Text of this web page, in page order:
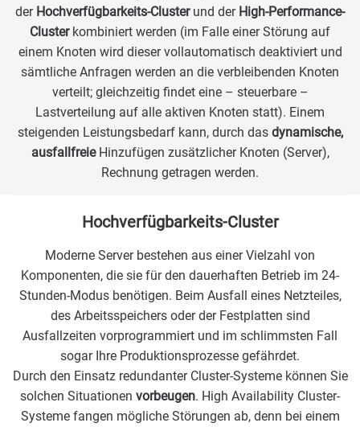
der Hochverfügbarkeits-Clusterund der High-Performance-
Clusterkombiniert werden (im Falle einer Störung auf
einem Knoten wird dieser vollautomatisch deaktiviert und
sämtliche Anfragen werden an die verbleibenden Knoten
verteilt; gleichzeitig findet eine – steuerbare –
Lastverteilung auf alle aktiven Knoten statt). Einem
steigenden Leistungsbedarf kann, durch das dynamische,
ausfallfreieHinzufügen zusätzlicher Knoten (Server),
Rechnung getragen werden.
Hochverfügbarkeits-Cluster
Moderne Server bestehen aus einer Vielzahl von
Komponenten, die sie für den dauerhaften Betrieb im 24-
Stunden-Modus benötigen. Beim Ausfall eines Netzteiles,
des Arbeitsspeichers oder der Festplatten sind
Ausfallzeiten vorprogrammiert und im schlimmsten Fall
sogar Ihre Produktionsprozesse gefährdet.
Durch den Einsatz redundanter Cluster-Systeme können Sie
solchen Situationen vorbeugen. High Availability Cluster-
Systeme fangen mögliche Störungen ab, denn bei einem